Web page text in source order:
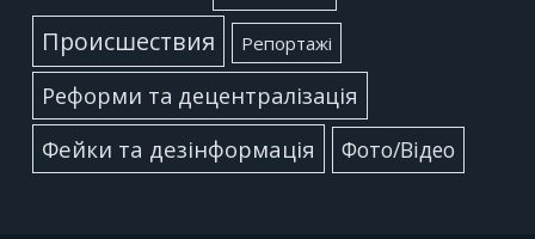
Происшествия Репортажі
Реформи та децентралізація
Фейки та дезінформація
Фото/Відео